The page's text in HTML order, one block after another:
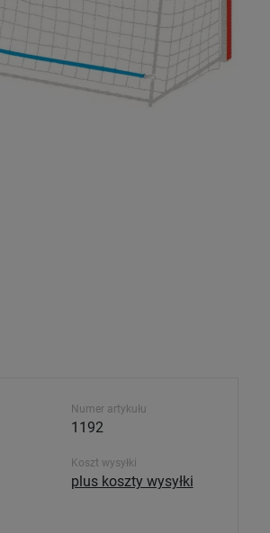
Numer artykułu
1192
Koszt wysyłki
plus koszty wysyłki